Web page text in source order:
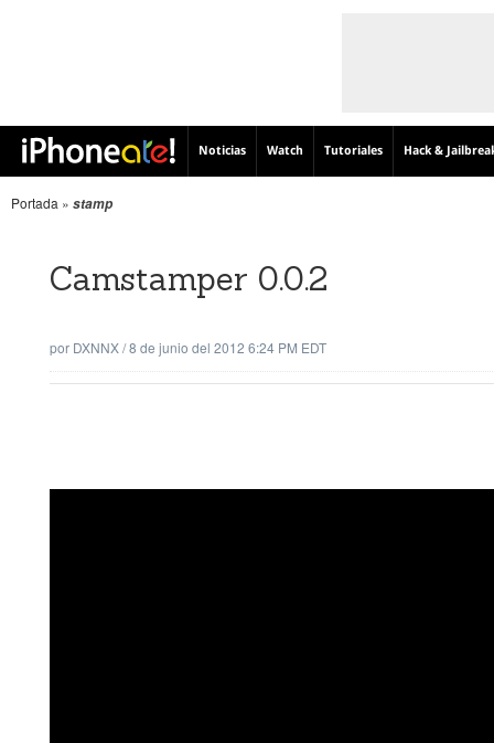
Noticias Watch Tutoriales Hack &
Portada » stamp
Camstamper 0.0.2
por DXNNX/8 de junio del 2012 6:24 PM EDT